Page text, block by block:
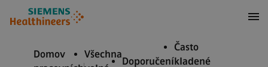
na obsah
na zápatí
Domov
Všechna
Doporučení
Často
kladené